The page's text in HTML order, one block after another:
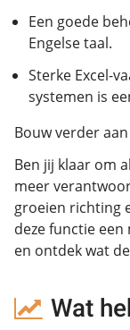
Een goede
Engelse taal.
Sterke Excel-
systemen is
Bouw verder
Ben jij klaar om
meer
groeien richting
deze functie
en ontdek wat
Wat